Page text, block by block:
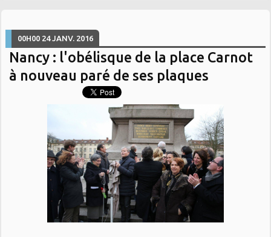
00H00 24 JANV. 2016
Nancy : l'obélisque de la place Carnot
à nouveau paré de ses plaques